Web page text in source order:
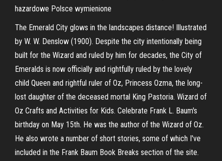
hazardowe Polsce wymienione
The Emerald City glows in the landscapes distance! Illustrated
by W. W. Denslow (1900). Despite the city intentionally being
built for the Wizard and ruled by him for decades, the City of
Emeralds is now officially and rightfully ruled by the lovely
child Queen and rightful ruler of Oz, Princess Ozma, the long-
lost daughter of the deceased mortal King Pastoria. Wizard of
Oz Crafts and Activities for Kids. Celebrate Frank L. Baum's
birthday on May 15th. He was the author of the Wizard of Oz.
He also wrote a number of short stories, some of which I've
included in the Frank Baum Book Breaks section of the site.